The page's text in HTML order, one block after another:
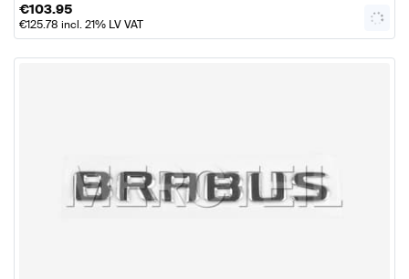
€103.95
€125.78 incl. 21% LV VAT